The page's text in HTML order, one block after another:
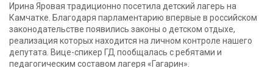
Ирина Яровая традиционно посетила детский лагерь на
Камчатке. Благодаря парламентарию впервые в российском
законодательстве появились законы о детском отдыхе,
реализация которых находится на личном контроле нашего
депутата. Вице-спикер ГД пообщалась с ребятами и
педагогическим составом лагеря «Гагарин».